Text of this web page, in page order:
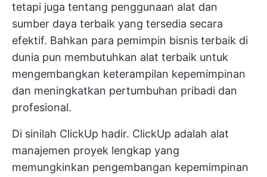
tetapi juga tentang penggunaan alat dan
sumber daya terbaik yang tersedia secara
efektif. Bahkan para pemimpin bisnis terbaik di
dunia pun membutuhkan alat terbaik untuk
mengembangkan keterampilan kepemimpinan
dan meningkatkan pertumbuhan pribadi dan
profesional.
Di sinilah ClickUp hadir. ClickUp adalah alat
manajemen proyek lengkap yang
memungkinkan pengembangan kepemimpinan